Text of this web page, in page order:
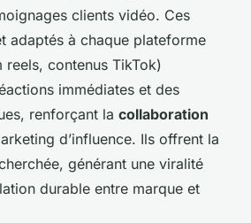
clients vidéo. Ces
adaptés à chaque plateforme
reels, contenus TikTok)
immédiates et des
renforçant la collaboration
d’influence. Ils offrent la
générant une viralité
durable entre marque et